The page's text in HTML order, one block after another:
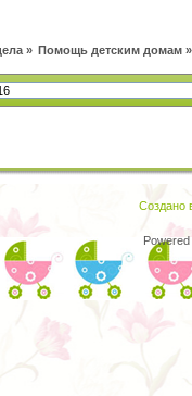
» Помощь детским домам»
Создано